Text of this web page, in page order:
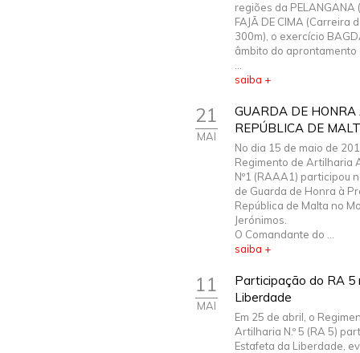
regiões da PELANGANA
FAJÃ DE CIMA (Carreira
300m), o exercício
âmbito do aprontamento
saiba +
21
MAI
GUARDA DE
REPÚBLICA DE
No dia 15 de maio de
Regimento de Artilharia
Nº1 (RAAA1) participou
de Guarda de Honra à
República de Malta no
Jerónimos.
O Comandante do ...
saiba +
11
MAI
Participação do RA
Liberdade
Em 25 de abril, o
Artilharia N.º 5 (RA 5)
Estafeta da Liberdade,